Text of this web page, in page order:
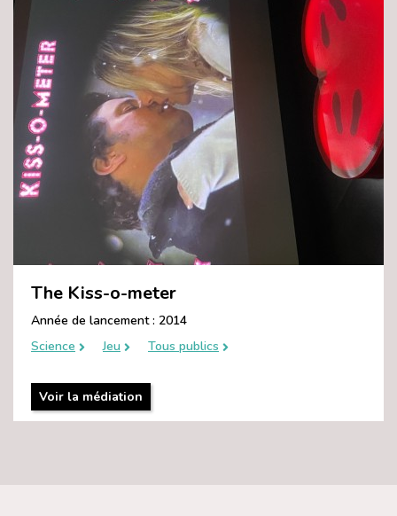
The Kiss-o-meter
Année de lancement : 2014
Science
Jeu Tous publics
Voir la médiation